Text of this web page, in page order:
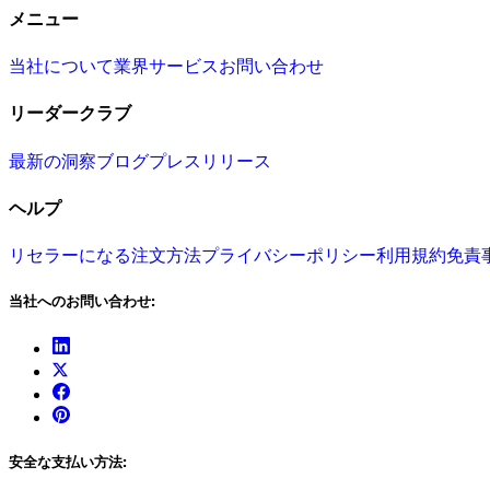
メニュー
当社について業界サービスお問い合わせ
リーダークラブ
最新の洞察ブログプレスリリース
ヘルプ
リセラーになる注文方法プライバシーポリシー利用規約免責
当社へのお問い合わせ:
安全な支払い方法: